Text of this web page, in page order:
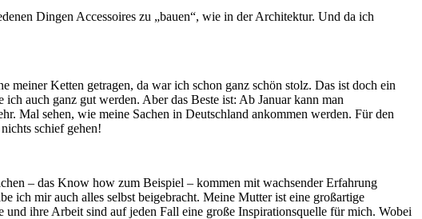
Dingen Accessoires zu „bauen“, wie in der Architektur. Und da ich
Ketten getragen, da war ich schon ganz schön stolz. Das ist doch ein
auch ganz gut werden. Aber das Beste ist: Ab Januar kann man
Mal sehen, wie meine Sachen in Deutschland ankommen werden. Für den
schief gehen!
– das Know how zum Beispiel – kommen mit wachsender Erfahrung
ich mir auch alles selbst beigebracht. Meine Mutter ist eine großartige
ihre Arbeit sind auf jeden Fall eine große Inspirationsquelle für mich. Wobei